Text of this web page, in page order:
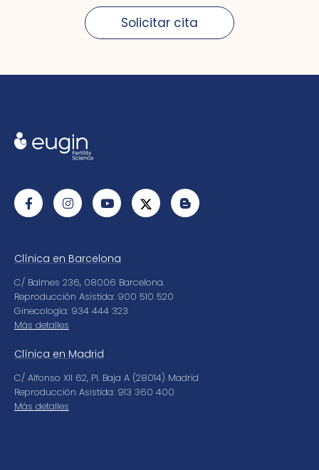
Solicitar cita
Clínica en Barcelona
C/ Balmes 236, 08006 Barcelona.
Reproducción Asistida: 900 510 520
Ginecología: 934 444 323
Más detalles
Clínica en Madrid
C/ Alfonso XII 62, Pl. Baja A (28014) Madrid
Reproducción Asistida: 913 360 400
Más detalles